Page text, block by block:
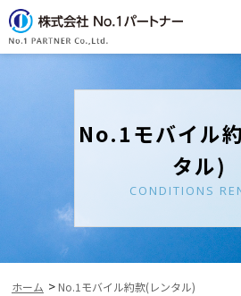
No.1モバイル
タル)
CONDITIONS
ホーム > No.1モバイル約款(レンタル)